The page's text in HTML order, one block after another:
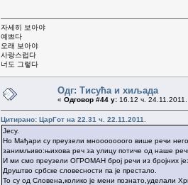
자세히 보아야
예쁘다
오래 보아야
사랑스럽다
너도 그렇다
Одг: Тисућа и хиљада
« Одговор #44 у: 16.12 ч.
Цитирано: ЦарГот на 22.31 ч. 22.11.2011.
Јесу.
Но Мађари су преузели мнооооооого више речи
занимљиво:њихова реч за улицу потиче од наше
И ми смо преузели ОГРОМАН број речи из бројних
Друштво србске словесности па је престало.
То су од Словена,колико је мени познато,уделали